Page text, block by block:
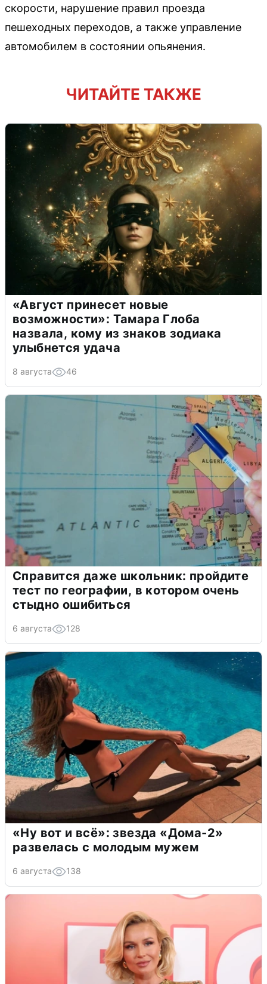
скорости, нарушение правил проезда
пешеходных переходов, а также управление
автомобилем в состоянии опьянения.
ЧИТАЙТЕ ТАКЖЕ
«Август принесет новые
возможности»: Тамара Глоба
назвала, кому из знаков зодиака
улыбнется удача
8 августа 46
Справится даже школьник: пройдите
тест по географии, в котором очень
стыдно ошибиться
6 августа 128
«Ну вот и всё»: звезда «Дома-2»
развелась с молодым мужем
6 августа 138